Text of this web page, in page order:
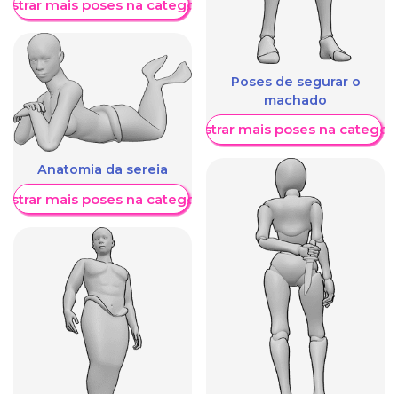
mais poses na categoria
Anatomia da sereia
mais poses na categoria
Poses de segurar o
machado
Mostrar mais poses na